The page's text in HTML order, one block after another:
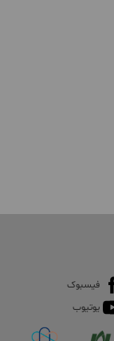
فیسبوک
یوتیوب